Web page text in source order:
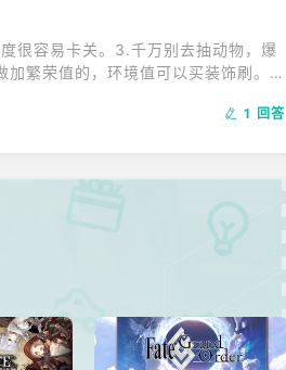
很容易卡关。3.千万别去抽动物，爆
繁荣值的，环境值可以买装饰刷。
期做漂流瓶刷繁荣值快。
1 回答